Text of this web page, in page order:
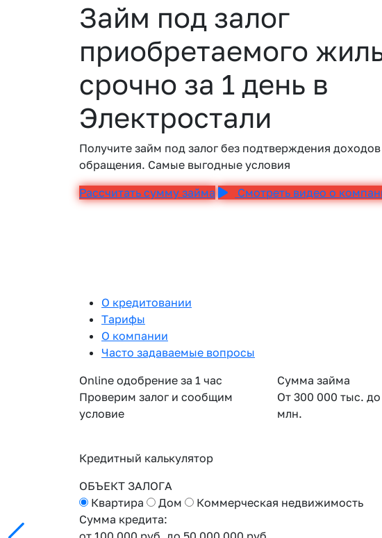
Займ под залог
приобретаемого
срочно за 1 день в
Электростали
Получите займ под залог без подтверждения
обращения. Самые выгодные условия
Рассчитать сумму займа
Смотреть видео о
О кредитовании
Тарифы
О компании
Часто задаваемые вопросы
Online одобрение за 1 час
Проверим залог и сообщим
условие
Сумма займа
От 300 000 тыс.
млн.
Кредитный калькулятор
ОБЪЕКТ ЗАЛОГА
Квартира
Дом
Коммерческая недвижимость
Сумма кредита: